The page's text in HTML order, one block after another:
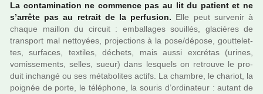
La conta­mi­na­tion ne com­mence pas au lit du patient et ne
s’arrête pas au retrait de la per­fu­sion. Elle peut sur­ve­nir à
chaque maillon du cir­cuit : embal­la­ges souillés, gla­ciè­res de
trans­port mal net­toyées, pro­jec­tions à la pose/dépose, gout­te­let­
tes, sur­fa­ces, tex­ti­les, déchets, mais aussi excré­tas (urines,
vomis­se­ments, selles, sueur) dans les­quels on retrouve le pro­
duit inchangé ou ses méta­bo­li­tes actifs. La cham­bre, le cha­riot, la
poi­gnée de porte, le télé­phone, la souris d’ordi­na­teur : autant de